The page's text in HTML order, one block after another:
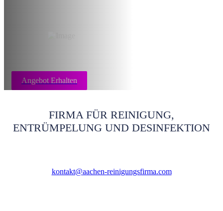
Angebot Erhalten
FIRMA FÜR REINIGUNG,
ENTRÜMPELUNG UND DESINFEKTION
kontakt@aachen-reinigungsfirma.com